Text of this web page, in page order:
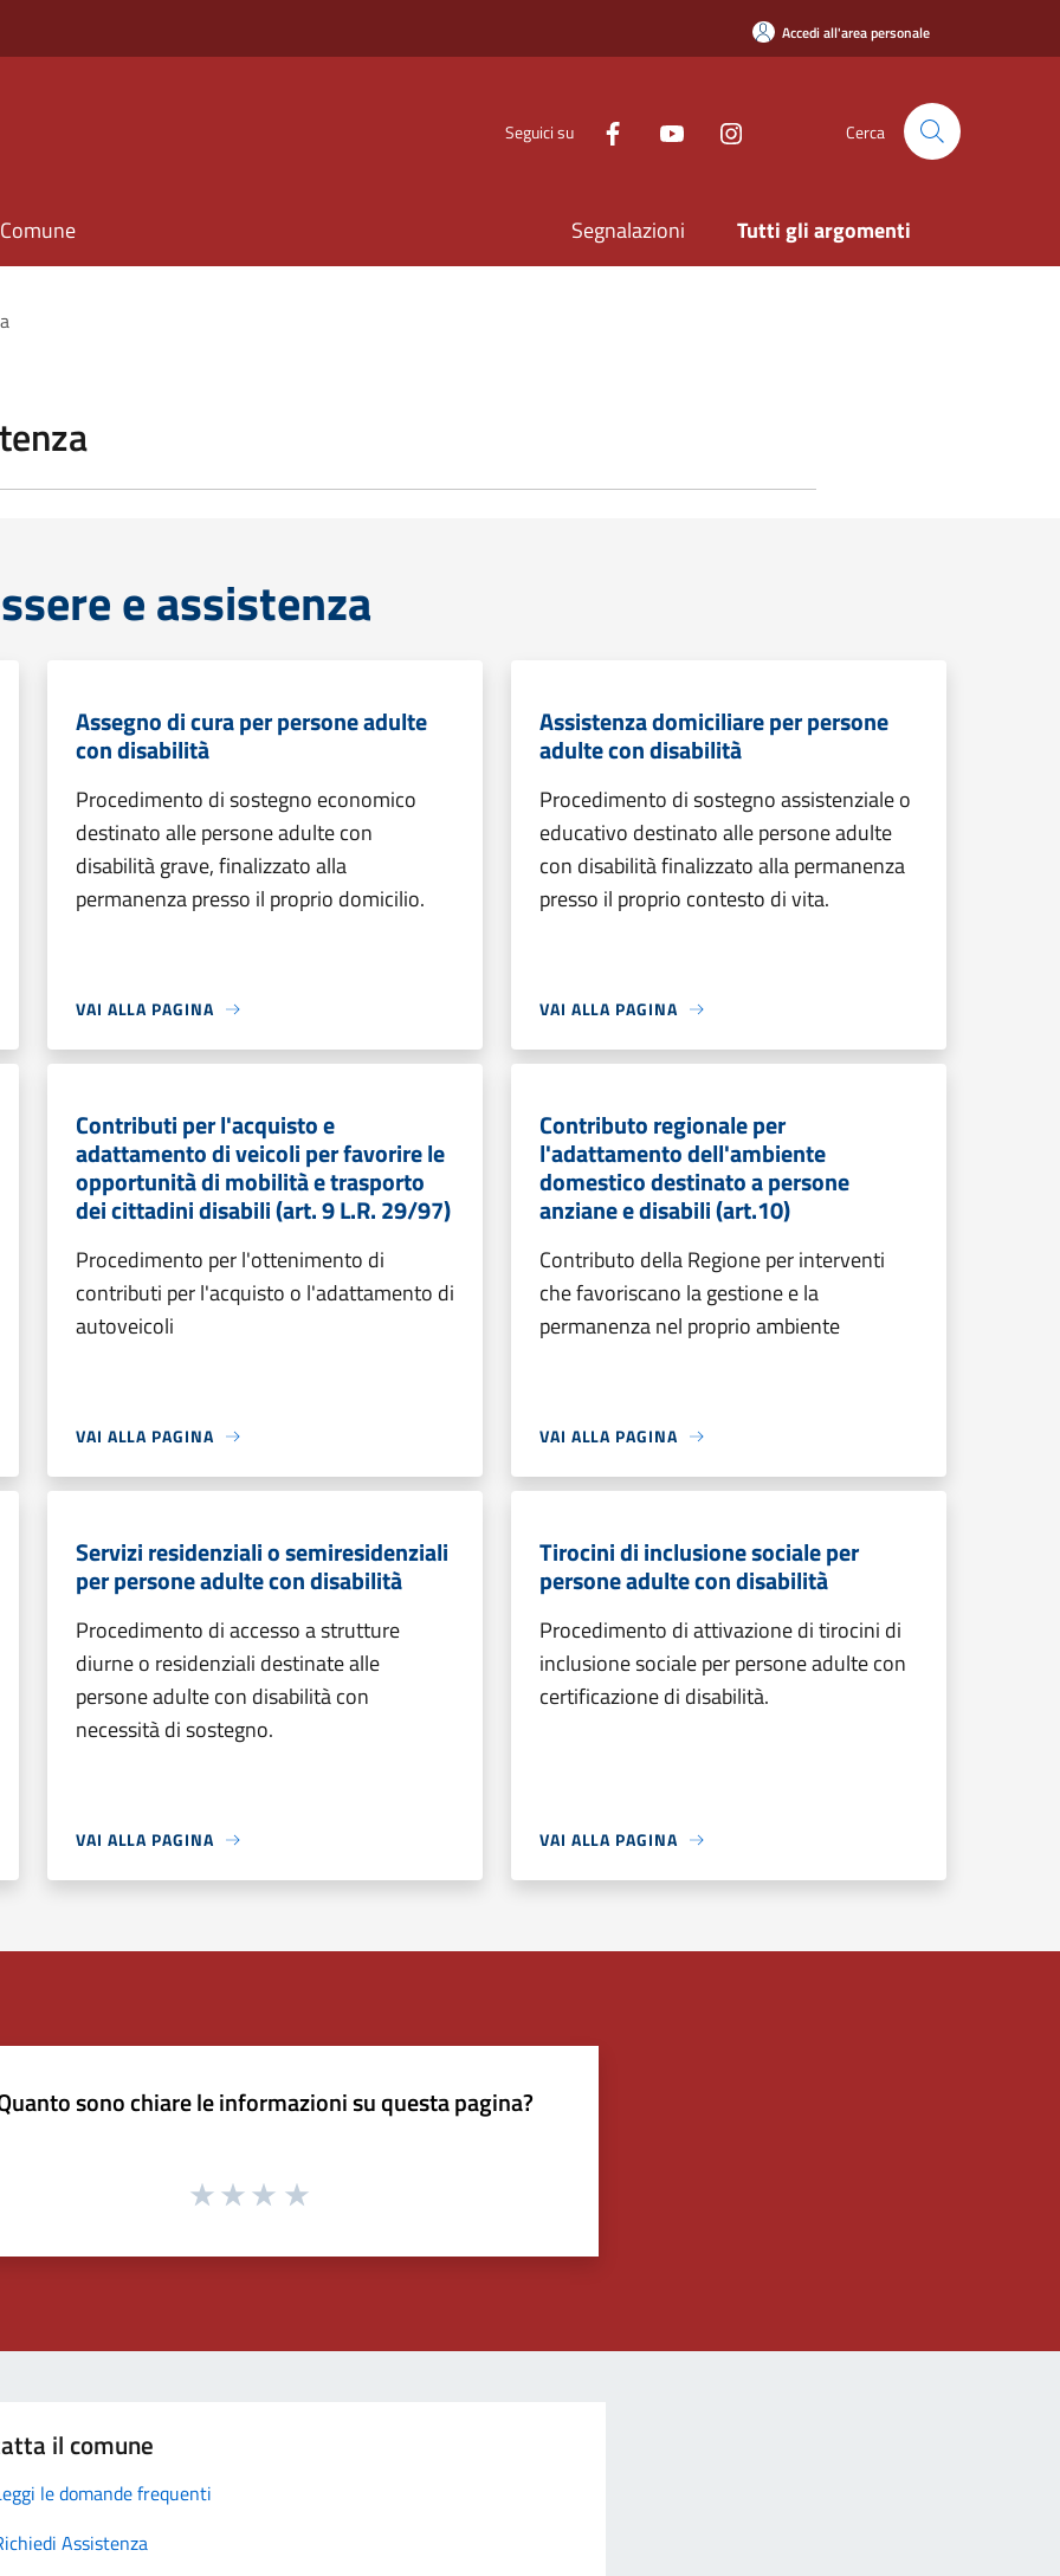
Accedi all'area personale
Seguici su Cerca
Segnalazioni Tutti gli argomenti
e assistenza
Assegno di cura per persone adulte
con disabilità
Procedimento di sostegno economico
destinato alle persone adulte con
disabilità grave, finalizzato alla
permanenza presso il proprio domicilio.
VAI ALLA PAGINA
Assistenza domiciliare per persone
adulte con disabilità
Procedimento di sostegno assistenziale o
educativo destinato alle persone adulte
con disabilità finalizzato alla permanenza
presso il proprio contesto di vita.
VAI ALLA PAGINA
Contributi per l'acquisto e
adattamento di veicoli per favorire le
opportunità di mobilità e trasporto
dei cittadini disabili (art. 9 L.R. 29/97)
Procedimento per l'ottenimento di
contributi per l'acquisto o l'adattamento di
autoveicoli
VAI ALLA PAGINA
Contributo regionale per
l'adattamento dell'ambiente
domestico destinato a persone
anziane e disabili (art.10)
Contributo della Regione per interventi
che favoriscano la gestione e la
permanenza nel proprio ambiente
VAI ALLA PAGINA
Servizi residenziali o semiresidenziali
per persone adulte con disabilità
Procedimento di accesso a strutture
diurne o residenziali destinate alle
persone adulte con disabilità con
necessità di sostegno.
VAI ALLA PAGINA
Tirocini di inclusione sociale per
persone adulte con disabilità
Procedimento di attivazione di tirocini di
inclusione sociale per persone adulte con
certificazione di disabilità.
VAI ALLA PAGINA
sono chiare le informazioni su questa pagina?
il comune
le domande frequenti
Assistenza